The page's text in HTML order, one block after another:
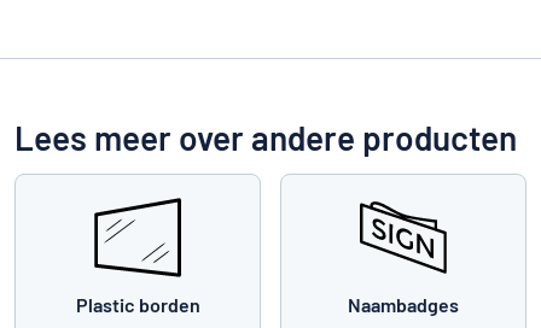
Lees meer over andere producten
Plastic borden Naambadges